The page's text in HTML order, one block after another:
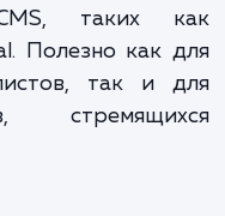
слэша в
В статье
CMS, таких
Полезно как